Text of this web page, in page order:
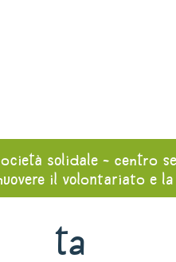
solidale - centro
il volontariato e
ta